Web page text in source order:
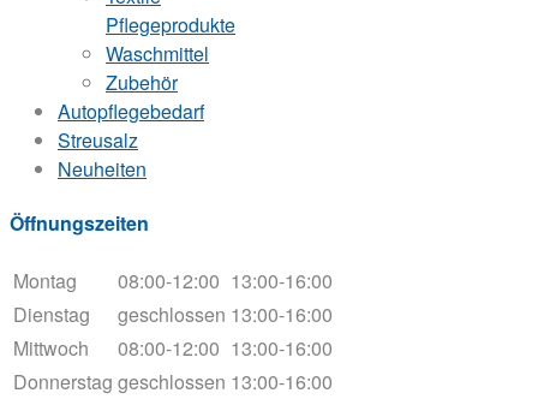
Pflegeprodukte
Waschmittel
Zubehör
Autopflegebedarf
Streusalz
Neuheiten
Öffnungszeiten
Montag 08:00-12:00 13:00-16:00
Dienstag
geschlossen 13:00-16:00
Mittwoch
08:00-12:00 13:00-16:00
Donnerstag geschlossen 13:00-16:00